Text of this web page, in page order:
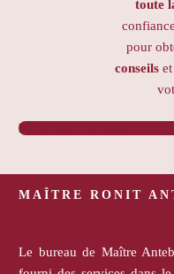
toute
pour
conseils et
PRENDRE RENDEZ-
MAÎTRE RONIT
Le bureau de Maître